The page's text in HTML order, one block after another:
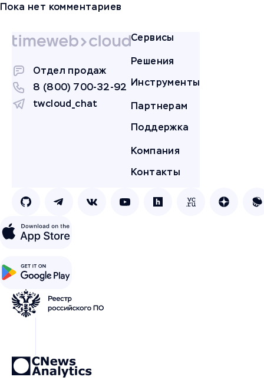
Пока нет комментариев
Отдел продаж
8 (800) 700-32-92
twcloud_chat
Сервисы
Решения
Инструменты
Партнерам
Поддержка
Компания
Контакты